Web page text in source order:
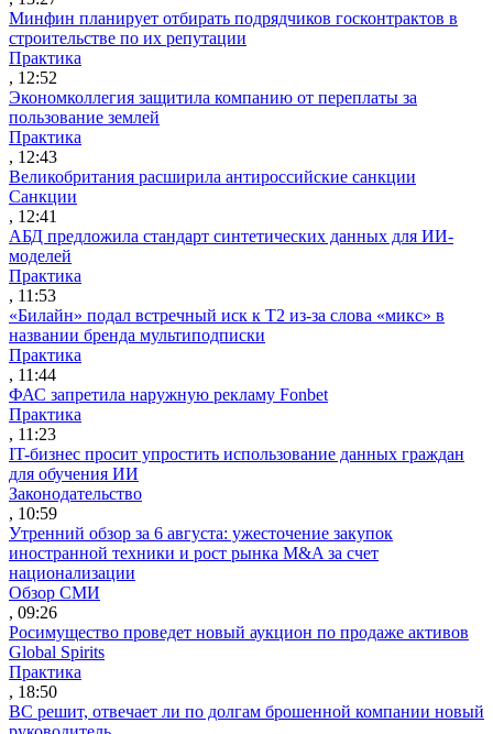
Минфин планирует отбирать подрядчиков госконтрактов в
строительстве по их репутации
Практика
, 12:52
Экономколлегия защитила компанию от переплаты за
пользование землей
Практика
, 12:43
Великобритания расширила антироссийские санкции
Санкции
, 12:41
АБД предложила стандарт синтетических данных для ИИ-
моделей
Практика
, 11:53
«Билайн» подал встречный иск к Т2 из-за слова «микс» в
названии бренда мультиподписки
Практика
, 11:44
ФАС запретила наружную рекламу Fonbet
Практика
, 11:23
IT-бизнес просит упростить использование данных граждан
для обучения ИИ
Законодательство
, 10:59
Утренний обзор за 6 августа: ужесточение закупок
иностранной техники и рост рынка M&A за счет
национализации
Обзор СМИ
, 09:26
Росимущество проведет новый аукцион по продаже активов
Global Spirits
Практика
, 18:50
ВС решит, отвечает ли по долгам брошенной компании новый